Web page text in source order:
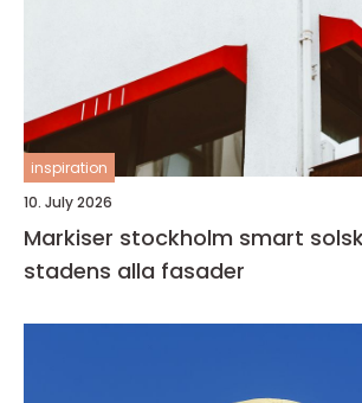
inspiration
10. July 2026
Markiser stockholm smart solskydd för
stadens alla fasader